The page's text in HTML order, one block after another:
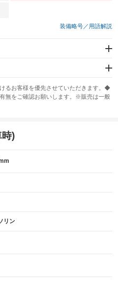
装備略号／用語解説
ド
ABS
るお客様を優先させていただきます。◆
無をご確認お願いします。※販売は一般
)
リン